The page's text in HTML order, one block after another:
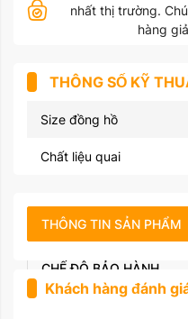
nhất thị trường.
hàng
THÔNG SỐ KỸ
Size đồng hồ
Chất liệu quai
THÔNG TIN SẢN PHẨM
CHẾ ĐỘ BẢO HÀNH
Khách hàng đánh